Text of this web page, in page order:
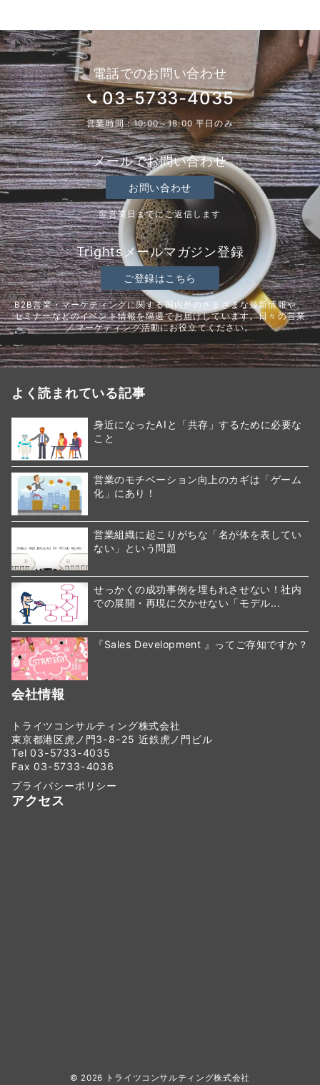
電話でのお問い合わせ
03-5733-4035
営業時間：10:00～18:00 平日のみ
メールでお問い合わせ
お問い合わせ
翌営業日までにご返信します
Trightsメールマガジン登録
ご登録はこちら
B2B営業・マーケティングに関する国内外のさまざまな最新情報や、
セミナーなどのイベント情報を隔週でお届けしています。日々の営業
／マーケティング活動にお役立てください。
よく読まれている記事
身近になったAIと「共存」するために必要な
こと
営業のモチベーション向上のカギは「ゲーム
化」にあり！
営業組織に起こりがちな「名が体を表してい
ない」という問題
せっかくの成功事例を埋もれさせない！社内
での展開・再現に欠かせない「モデル...
『Sales Development 』ってご存知ですか？
会社情報
トライツコンサルティング株式会社
東京都港区虎ノ門3-8-25 近鉄虎ノ門ビル
Tel 03-5733-4035
Fax 03-5733-4036
プライバシーポリシー
アクセス
© 2026 トライツコンサルティング株式会社